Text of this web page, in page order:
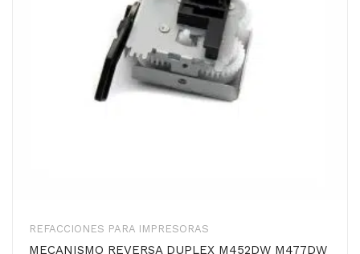
REFACCIONES PARA IMPRESORAS
MECANISMO REVERSA DUPLEX M452DW M477DW